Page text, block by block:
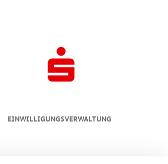
EINWILLIGUNGSVERWALTUNG